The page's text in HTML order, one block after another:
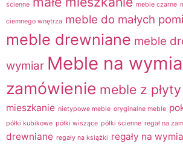
ścienne meble czarne
ciemnego wnętrza meble do małych
meble drewniane meble
wymiar Meble na
zamówienie meble z
mieszkanie nietypowe meble oryginalne meble
półki kubikowe półki wiszące półki ścienne regał na
drewniane regały na książki regały na